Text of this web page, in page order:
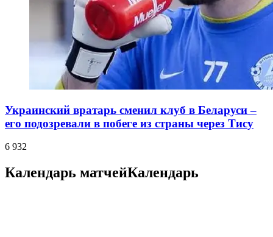
Украинский вратарь сменил клуб в Беларуси –
его подозревали в побеге из страны через Тису
6 932
Календарь матчейКалендарь